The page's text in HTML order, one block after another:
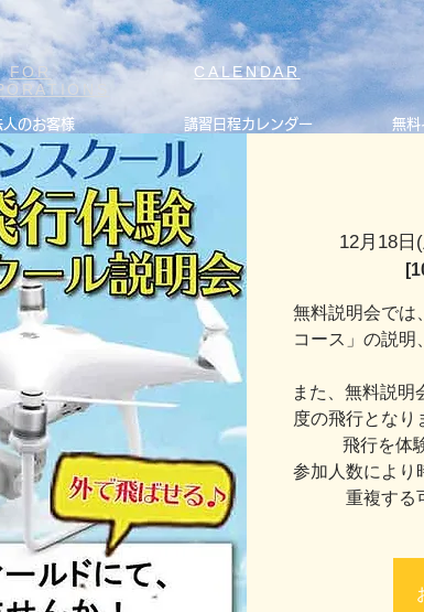
FOR
CALENDAR
人のお客様 講習日程カレンダー 無料
12月18日
無料説明会では
コース」の説明
また、無料説明
度の飛行となり
飛行を体
参加人数により
重複する